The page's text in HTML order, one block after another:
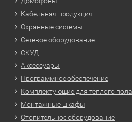
Кабельная продукция
Охранные системы
Сетевое оборудование
СКУД
Аксессуары
Программное обеспечение
Комплектующие для тёплого пола
Монтажные шкафы
Отопительное оборудование